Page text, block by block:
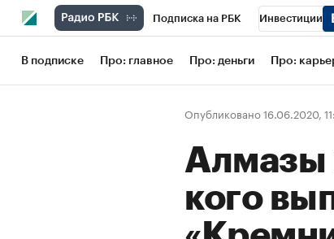
Подписка на РБК Инвестиции
Школа управления РБК РБК
Рынок наличной валюты
В подписке Про: главное Про: деньги Про:
Опубликовано 16.06.2020,
Алмазы
кого